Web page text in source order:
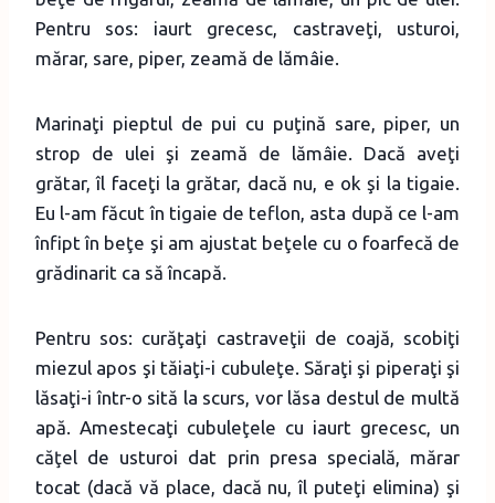
Pentru sos: iaurt grecesc, castraveţi, usturoi,
mărar, sare, piper, zeamă de lămâie.
Marinaţi pieptul de pui cu puţină sare, piper, un
strop de ulei şi zeamă de lămâie. Dacă aveţi
grătar, îl faceţi la grătar, dacă nu, e ok şi la tigaie.
Eu l-am făcut în tigaie de teflon, asta după ce l-am
înfipt în beţe şi am ajustat beţele cu o foarfecă de
grădinarit ca să încapă.
Pentru sos: curăţaţi castraveţii de coajă, scobiţi
miezul apos şi tăiaţi-i cubuleţe. Săraţi şi piperaţi şi
lăsaţi-i într-o sită la scurs, vor lăsa destul de multă
apă. Amestecaţi cubuleţele cu iaurt grecesc, un
căţel de usturoi dat prin presa specială, mărar
tocat (dacă vă place, dacă nu, îl puteţi elimina) şi